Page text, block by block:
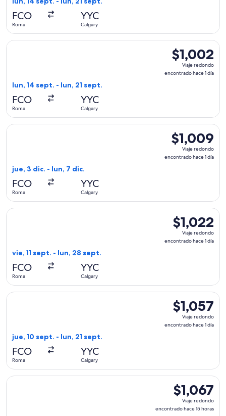
FCO
Roma
YYC
Calgary
$1,002
Viaje
redondo,
$1,002
Viaje redondo
encontrado hace 1 día
lun, 14 sept. - lun, 21 sept.
FCO
Roma
YYC
Calgary
Seleccionar vuelo de Air Canada, con salida el lun, 14 sept.
$1,009
Viaje
redondo,
$1,009
Viaje redondo
encontrado hace 1 día
jue, 3 dic. - lun, 7 dic.
FCO
Roma
YYC
Calgary
Seleccionar vuelo de TAP Portugal, con salida el jue, 3 dic.
$1,022
Viaje
redondo,
$1,022
Viaje redondo
encontrado hace 1 día
vie, 11 sept. - lun, 28 sept.
FCO
Roma
YYC
Calgary
Seleccionar vuelo de Swiss International Air Lines, con
$1,057
Viaje
redondo,
$1,057
Viaje redondo
encontrado hace 1 día
jue, 10 sept. - lun, 21 sept.
FCO
Roma
YYC
Calgary
Seleccionar vuelo de Austrian Airlines, con salida el jue, 10
$1,067
Viaje
redondo,
$1,067
Viaje redondo
encontrado hace 15 horas
Seleccionar vuelo de British Airways, con salida el jue, 1